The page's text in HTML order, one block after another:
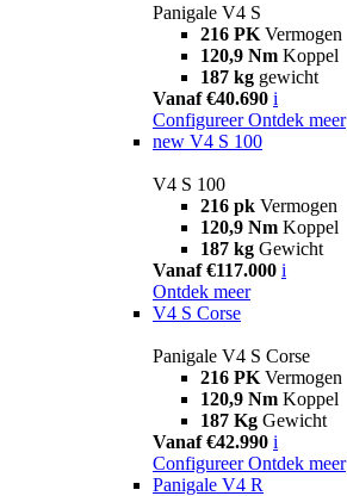
Panigale V4 S
216 PK Vermogen
120,9 Nm Koppel
187 kg gewicht
Vanaf €40.690 i
Configureer Ontdek meer
new V4 S 100
V4 S 100
216 pk Vermogen
120,9 Nm Koppel
187 kg Gewicht
Vanaf €117.000 i
Ontdek meer
V4 S Corse
Panigale V4 S Corse
216 PK Vermogen
120,9 Nm Koppel
187 Kg Gewicht
Vanaf €42.990 i
Configureer Ontdek meer
Panigale V4 R